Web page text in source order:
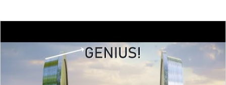
Chinese tantalium-legering trotseert 2.400 graden hitte
Bijna onzichtbare drone door AI ontworpen bij
Northwestern University (video)